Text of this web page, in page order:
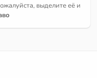
выделите её и